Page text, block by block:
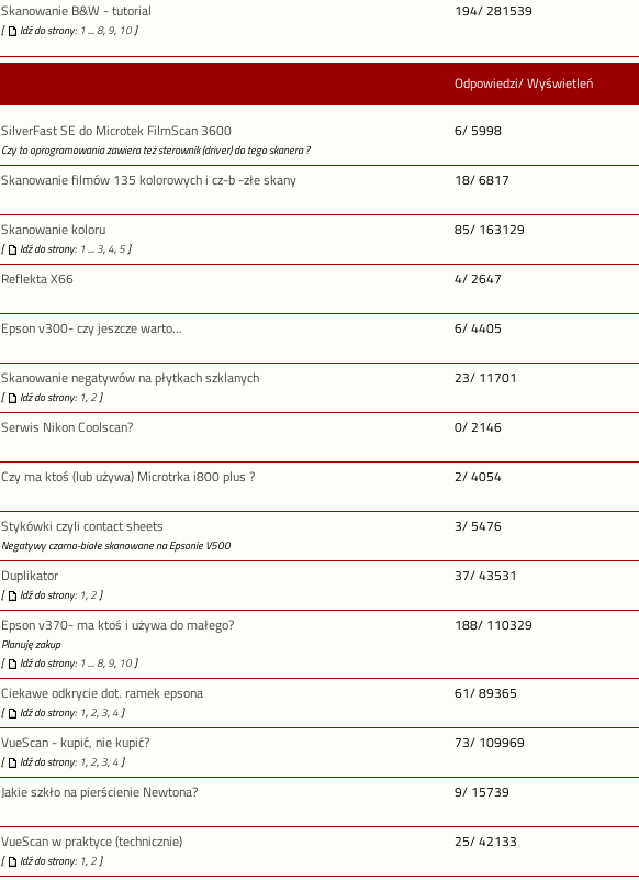
Skanowanie B&W - tutorial
[ Idź do strony: 1...8, 9, 10]
194/ 281539
Odpowiedzi/ Wyświetleń
SilverFast SE do Microtek FilmScan 3600
Czy to oprogramowania zawiera też sterownik (driver) do tego skanera ?
6/ 5998
Skanowanie filmów 135 kolorowych i cz-b -złe skany
18/ 6817
Skanowanie koloru
[ Idź do strony: 1... 3, 4,5]
85/ 163129
Reflekta X66
4/ 2647
Epson v300- czy jeszcze warto...
6/ 4405
Skanowanie negatywów na płytkach szklanych
[ Idź do strony: 1,2]
23/ 11701
Serwis Nikon Coolscan?
0/ 2146
Czy ma ktoś (lub używa) Microtrka i800 plus ?
2/ 4054
Stykówki czyli contact sheets
Negatywy czarno-białe skanowane na Epsonie V500
3/ 5476
Duplikator
[ Idź do strony: 1,2]
37/ 43531
Epson v370- ma ktoś i używa do małego?
Planuję zakup
[
Idź do strony: 1...8, 9, 10]
188/ 110329
Ciekawe odkrycie dot. ramek epsona
[ Idź do strony: 1,2, 3, 4]
61/ 89365
VueScan - kupić, nie kupić?
[ Idź do strony: 1,2, 3, 4]
73/ 109969
Jakie szkło na pierścienie Newtona?
9/ 15739
VueScan w praktyce (technicznie)
[ Idź do strony: 1,2]
25/ 42133